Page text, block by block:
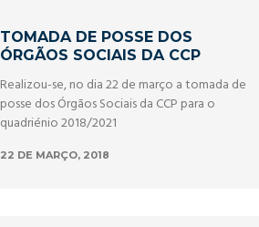
TOMADA DE POSSE DOS
ÓRGÃOS SOCIAIS DA CCP
Realizou-se, no dia 22 de março a tomada de
posse dos Órgãos Sociais da CCP para o
quadriénio 2018/2021
22 DE MARÇO, 2018